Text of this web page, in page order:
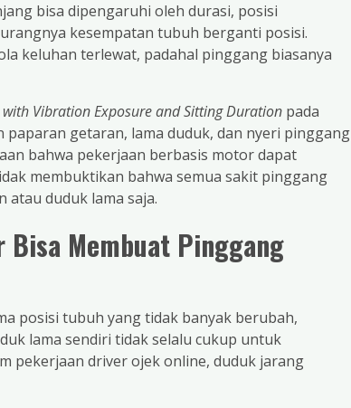
bisa dipengaruhi oleh durasi, posisi
kesempatan tubuh berganti posisi.
keluhan terlewat, padahal pinggang biasanya
Vibration Exposure and Sitting Duration pada
getaran, lama duduk, dan nyeri pinggang
bahwa pekerjaan berbasis motor dapat
membuktikan bahwa semua sakit pinggang
atau duduk lama saja.
Membuat Pinggang
posisi tubuh yang tidak banyak berubah,
lama sendiri tidak selalu cukup untuk
pekerjaan driver ojek online, duduk jarang